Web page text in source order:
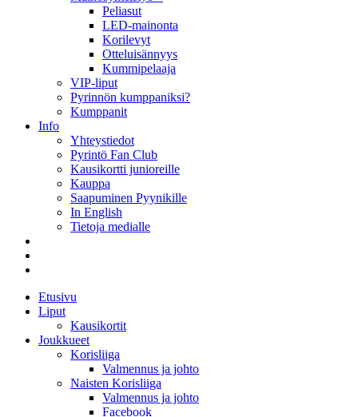
Peliasut
LED-mainonta
Korilevyt
Otteluisännyys
Kummipelaaja
VIP-liput
Pyrinnön kumppaniksi?
Kumppanit
Info
Yhteystiedot
Pyrintö Fan Club
Kausikortti junioreille
Kauppa
Saapuminen Pyynikille
In English
Tietoja medialle
Etusivu
Liput
Kausikortit
Joukkueet
Korisliiga
Valmennus ja johto
Naisten Korisliiga
Valmennus ja johto
Facebook